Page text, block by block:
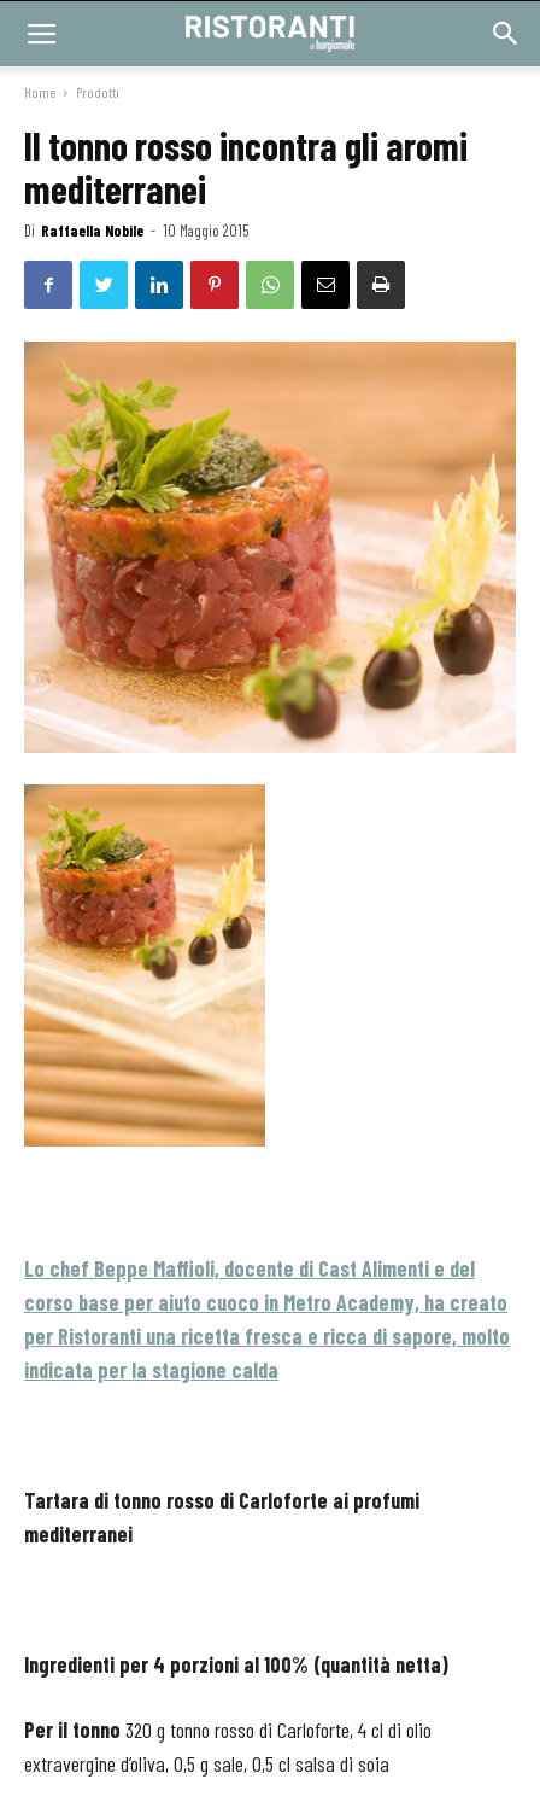
Home Prodotti
Il tonno rosso incontra gli aromi
mediterranei
Di Raffaella Nobile - 10 Maggio 2015
Lo chef Beppe Maffioli, docente di Cast Alimenti e del
corso base per aiuto cuoco in Metro Academy, ha creato
per Ristoranti una ricetta fresca e ricca di sapore, molto
indicata per la stagione calda
Tartara di tonno rosso di Carloforte ai profumi
mediterranei
Ingredienti per 4 porzioni al 100% (quantità netta)
Per il tonno 320 g tonno rosso di Carloforte, 4 cl di olio
extravergine d’oliva, 0,5 g sale, 0,5 cl salsa di soia